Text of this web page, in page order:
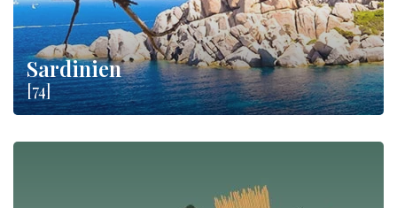
Sardinien
[74]